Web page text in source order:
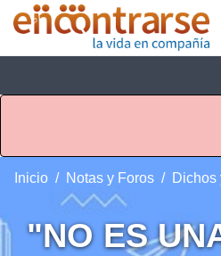
Inicio Notas y Foros Dichos
"NO ES